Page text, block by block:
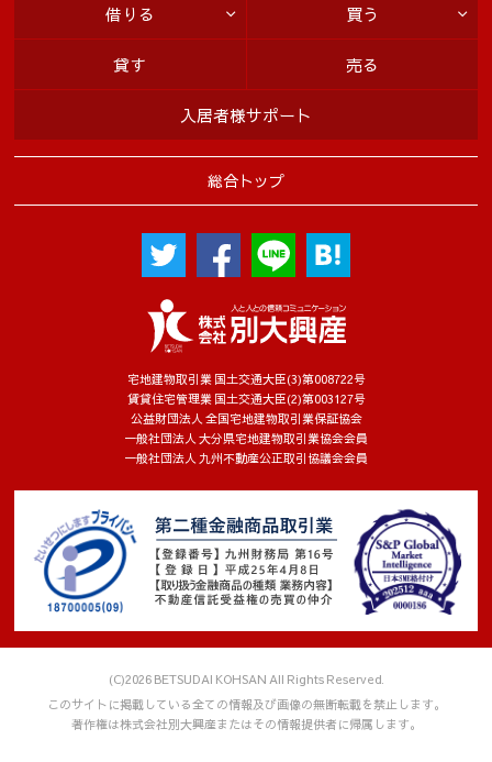
宅地建物取引業 国土交通大臣(3)第008722号
賃貸住宅管理業 国土交通大臣(2)第003127号
公益財団法人 全国宅地建物取引業保証協会
一般社団法人 大分県宅地建物取引業協会会員
一般社団法人 九州不動産公正取引協議会会員
総合トップ
借りる 買う
貸す 売る
入居者様サポート
(C)2026 BETSUDAI KOHSAN All Rights Reserved.
このサイトに掲載している全ての情報及び画像の無断転載を禁止します。
著作権は株式会社別大興産またはその情報提供者に帰属します。